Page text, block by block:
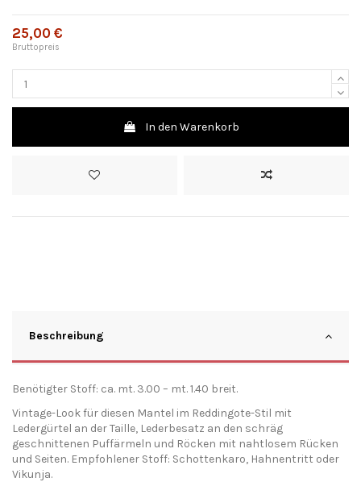
25,00 €
Bruttopreis
In den Warenkorb
Beschreibung
Benötigter Stoff: ca. mt. 3.00 – mt. 1.40 breit.
Vintage-Look für diesen Mantel im Reddingote-Stil mit
Ledergürtel an der Taille, Lederbesatz an den schräg
geschnittenen Puffärmeln und Röcken mit nahtlosem Rücken
und Seiten. Empfohlener Stoff: Schottenkaro, Hahnentritt oder
Vikunja.